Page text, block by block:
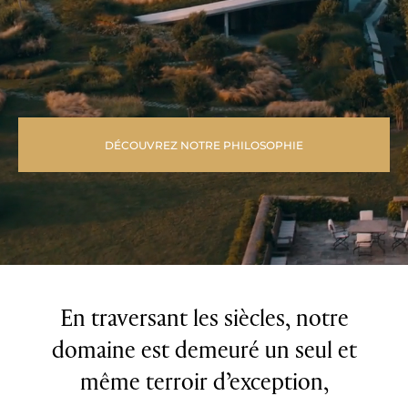
DÉCOUVREZ NOTRE PHILOSOPHIE
En traversant les siècles, notre
domaine est demeuré un seul et
même terroir d’exception,